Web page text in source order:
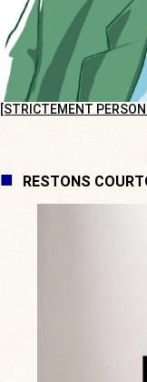
[STRICTEMENT
RESTONS